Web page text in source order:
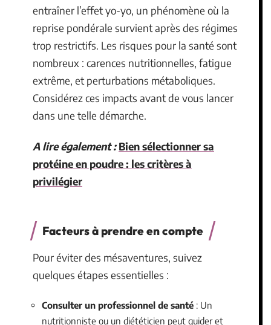
entraîner l’effet yo-yo, un phénomène où la
reprise pondérale survient après des régimes
trop restrictifs. Les risques pour la santé sont
nombreux : carences nutritionnelles, fatigue
extrême, et perturbations métaboliques.
Considérez ces impacts avant de vous lancer
dans une telle démarche.
A lire également : Bien sélectionner sa
protéine en poudre : les critères à
privilégier
Facteurs à prendre en compte
Pour éviter des mésaventures, suivez
quelques étapes essentielles :
Consulter un professionnel de santé : Un
nutritionniste ou un diététicien peut guider et